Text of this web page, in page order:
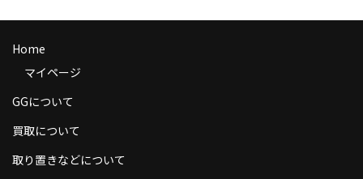
送料
商品の発送
返品
コンディション
Home
マイページ
GGについて
買取について
取り置きなどについて